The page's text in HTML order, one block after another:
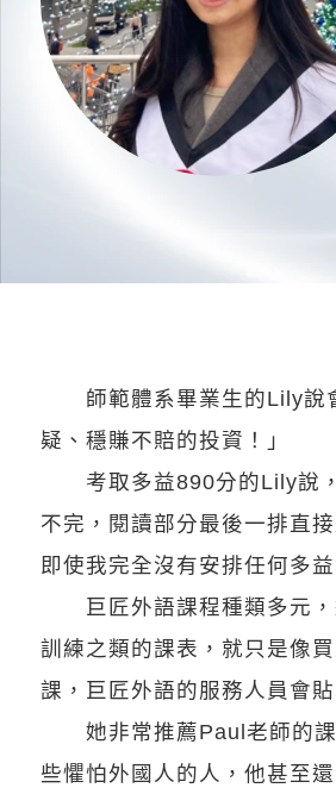
師範體系畢業生的Lily說會
疑、穩賺不賠的投資！」
考取多益890分的Lily說，
不完，閱讀部分最後一排直
即使我完全沒有安排任何多
巨匠外語課程種類多元，
訓練之類的課表，就只是像
課，巨匠外語的服務人員會
她非常推薦Paul老師的課
些懼怕外國人的人，他甚至